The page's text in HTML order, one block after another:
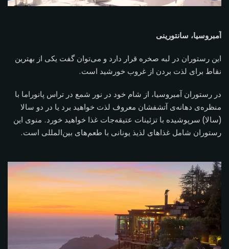
آمبروسیا، سانتورینی
این رستوران در لبه صخره قرار دارد و می‌توان گفت یکی از بهترین
نقاط برای لذت بردن از غروب خورشید است.
در رستوران آمبروسیا، از شام خود در نور شمع در تراس پانوراما با
منظره‌ی دهانه‌ی آتشفشان معروف لذت خواهید برد یا در دو سالا
(سالا) سرپوشیده با تزئینات عتیقه‌جات غذا خواهید خورد. منوی این
رستوران شامل غذاهای لذیذ یونانی با طعم‌های بین‌المللی است.